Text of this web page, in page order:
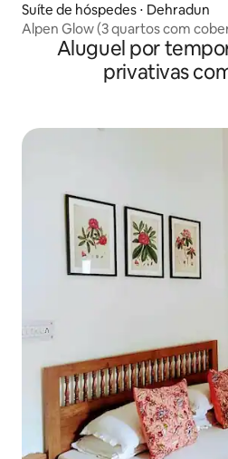
Suíte de hóspedes ⋅ Dehradun
Alpen Glow (3 quartos com
Aluguel por
privativas